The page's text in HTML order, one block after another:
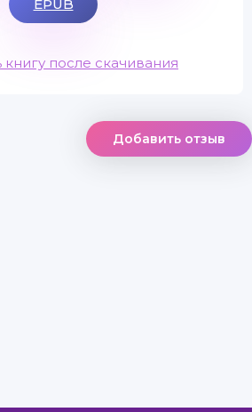
EPUB
книгу после скачивания
Добавить отзыв